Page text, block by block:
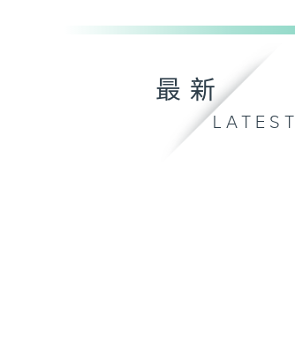
最新
LATEST